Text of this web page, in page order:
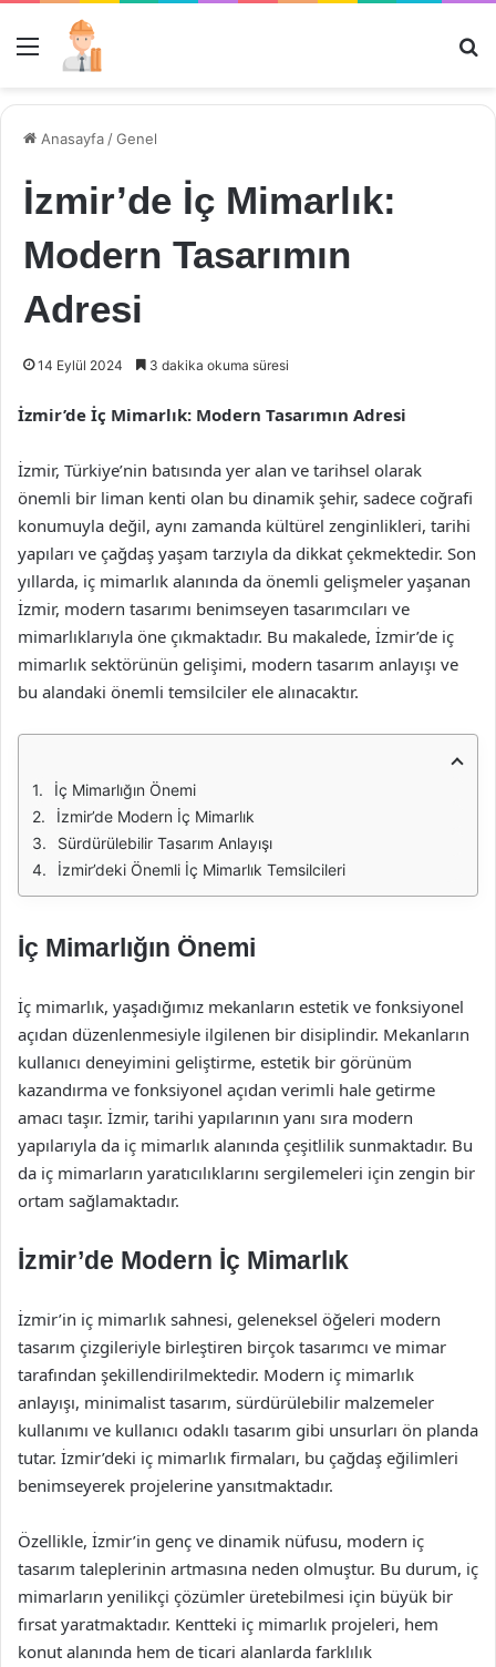
Menü
Anasayfa /Genel
İzmir’de İç Mimarlık:
Modern Tasarımın
Adresi
14 Eylül 2024 3 dakika okuma süresi
İzmir’de İç Mimarlık: Modern Tasarımın Adresi
İzmir, Türkiye’nin batısında yer alan ve tarihsel olarak
önemli bir liman kenti olan bu dinamik şehir, sadece coğrafi
konumuyla değil, aynı zamanda kültürel zenginlikleri, tarihi
yapıları ve çağdaş yaşam tarzıyla da dikkat çekmektedir. Son
yıllarda, iç mimarlık alanında da önemli gelişmeler yaşanan
İzmir, modern tasarımı benimseyen tasarımcıları ve
mimarlıklarıyla öne çıkmaktadır. Bu makalede, İzmir’de iç
mimarlık sektörünün gelişimi, modern tasarım anlayışı ve
bu alandaki önemli temsilciler ele alınacaktır.
İç Mimarlığın Önemi
İzmir’de Modern İç Mimarlık
Sürdürülebilir Tasarım Anlayışı
İzmir’deki Önemli İç Mimarlık Temsilcileri
İç Mimarlığın Önemi
İç mimarlık, yaşadığımız mekanların estetik ve fonksiyonel
açıdan düzenlenmesiyle ilgilenen bir disiplindir. Mekanların
kullanıcı deneyimini geliştirme, estetik bir görünüm
kazandırma ve fonksiyonel açıdan verimli hale getirme
amacı taşır. İzmir, tarihi yapılarının yanı sıra modern
yapılarıyla da iç mimarlık alanında çeşitlilik sunmaktadır. Bu
da iç mimarların yaratıcılıklarını sergilemeleri için zengin bir
ortam sağlamaktadır.
İzmir’de Modern İç Mimarlık
İzmir’in iç mimarlık sahnesi, geleneksel öğeleri modern
tasarım çizgileriyle birleştiren birçok tasarımcı ve mimar
tarafından şekillendirilmektedir. Modern iç mimarlık
anlayışı, minimalist tasarım, sürdürülebilir malzemeler
kullanımı ve kullanıcı odaklı tasarım gibi unsurları ön planda
tutar. İzmir’deki iç mimarlık firmaları, bu çağdaş eğilimleri
benimseyerek projelerine yansıtmaktadır.
Özellikle, İzmir’in genç ve dinamik nüfusu, modern iç
tasarım taleplerinin artmasına neden olmuştur. Bu durum, iç
mimarların yenilikçi çözümler üretebilmesi için büyük bir
fırsat yaratmaktadır. Kentteki iç mimarlık projeleri, hem
konut alanında hem de ticari alanlarda farklılık